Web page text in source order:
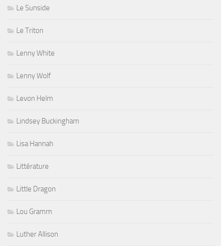
Le Sunside
Le Triton
Lenny White
Lenny Wolf
Levon Helm
Lindsey Buckingham
Lisa Hannah
Littérature
Little Dragon
Lou Gramm
Luther Allison